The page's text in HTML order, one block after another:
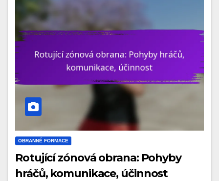
OBRANNÉ FORMACE
Rotující zónová obrana: Pohyby
hráčů, komunikace, účinnost